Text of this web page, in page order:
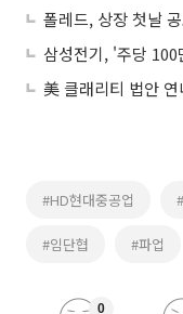
폴레드, 상장 첫날
#HD현대중공업
#임단협 #파업
0